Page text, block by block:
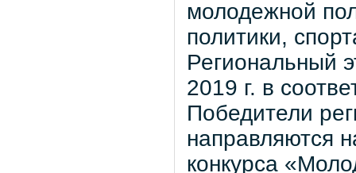
молодежной
политики,
Региональный
2019 г. в
Победители
направляются
конкурса